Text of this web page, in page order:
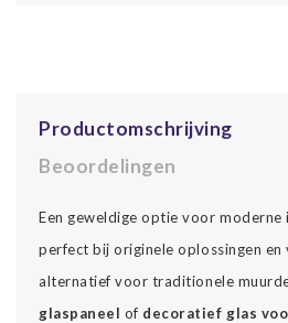
Productomschrijving
Beoordelingen
Een geweldige optie voor moderne
perfect bij originele oplossingen
alternatief voor traditionele
glaspaneel of decoratief glas